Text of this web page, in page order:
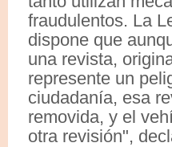
fraudulentos. La
dispone que
una revista,
represente un
ciudadanía, esa
removida, y el
otra revisión",